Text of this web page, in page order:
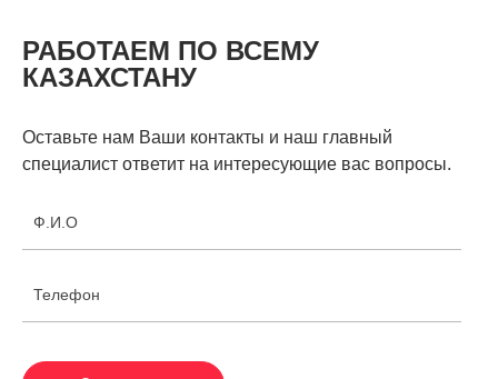
РАБОТАЕМ ПО ВСЕМУ
КАЗАХСТАНУ
Оставьте нам Ваши контакты и наш главный
специалист ответит на интересующие вас вопросы.
Ф.И.О
Телефон